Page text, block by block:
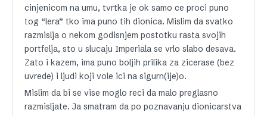
cinjenicom na umu, tvrtka je ok samo ce proci puno
tog “lera” tko ima puno tih dionica. Mislim da svatko
razmislja o nekom godisnjem postotku rasta svojih
portfelja, sto u slucaju Imperiala se vrlo slabo desava.
Zato i kazem, ima puno boljih prilika za zicerase (bez
uvrede) i ljudi koji vole ici na sigurn(ije)o.
Mislim da bi se vise moglo reci da malo preglasno
razmisljate. Ja smatram da po poznavanju dionicarstva